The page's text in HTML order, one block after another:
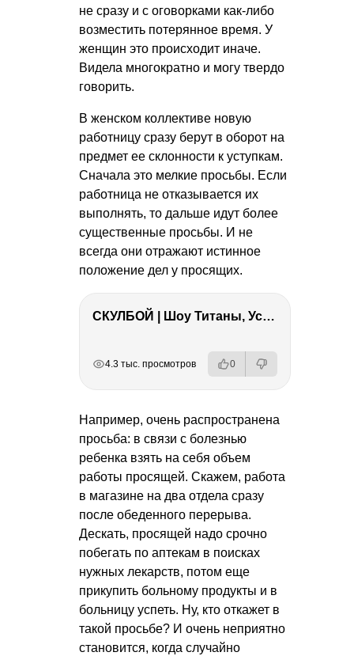
не сразу и с оговорками как-либо
возместить потерянное время. У
женщин это происходит иначе.
Видела многократно и могу твердо
говорить.
В женском коллективе новую
работницу сразу берут в оборот на
предмет ее склонности к уступкам.
Сначала это мелкие просьбы. Если
работница не отказывается их
выполнять, то дальше идут более
существенные просьбы. И не
всегда они отражают истинное
положение дел у просящих.
СКУЛБОЙ | Шоу Титаны, Усейн Болт, Ларрат, Зашквар!
4.3 тыс. просмотров 0
Например, очень распространена
просьба: в связи с болезнью
ребенка взять на себя объем
работы просящей. Скажем, работа
в магазине на два отдела сразу
после обеденного перерыва.
Дескать, просящей надо срочно
побегать по аптекам в поисках
нужных лекарств, потом еще
прикупить больному продукты и в
больницу успеть. Ну, кто откажет в
такой просьбе? И очень неприятно
становится, когда случайно